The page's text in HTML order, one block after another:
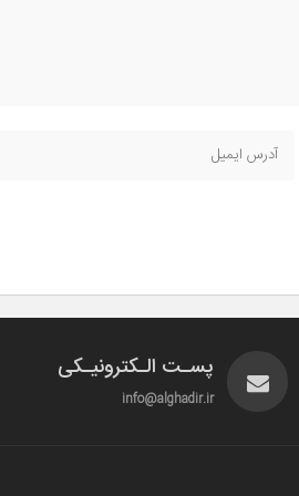
پسـت الـکترونیـکی
info@alghadir.ir